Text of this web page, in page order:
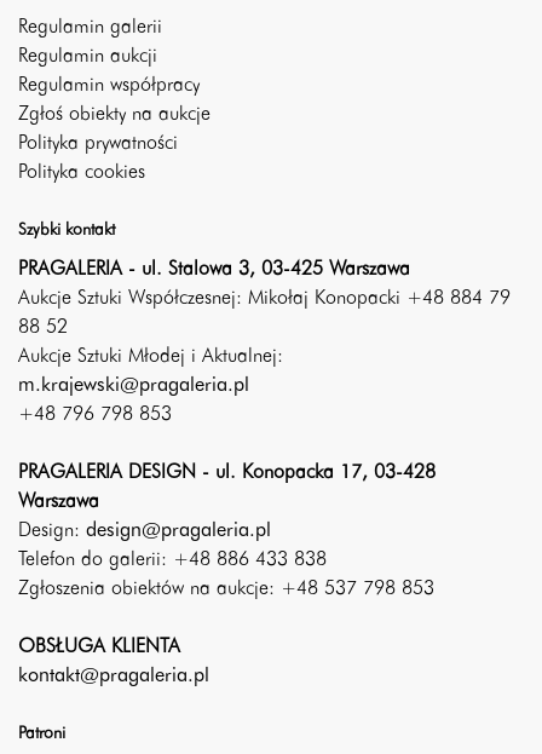
Regulamin galerii
Regulamin aukcji
Regulamin współpracy
Zgłoś obiekty na aukcje
Polityka prywatności
Polityka cookies
Szybki kontakt
PRAGALERIA - ul. Stalowa 3, 03-425 Warszawa
Aukcje Sztuki Współczesnej: Mikołaj Konopacki +48 884 79
88 52
Aukcje Sztuki Młodej i Aktualnej:
m.krajewski@pragaleria.pl
+48 796 798 853
PRAGALERIA DESIGN - ul. Konopacka 17, 03-428
Warszawa
Design: design@pragaleria.pl
Telefon do galerii: +48 886 433 838
Zgłoszenia obiektów na aukcje: +48 537 798 853
OBSŁUGA KLIENTA
kontakt@pragaleria.pl
Patroni